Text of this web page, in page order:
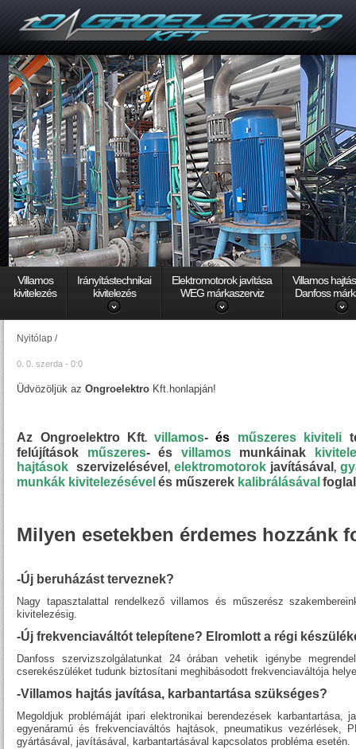
Villamos
kivitelezés
Irányítástechnikai
kivitelezés
Elektromotorok javítása
WEG márkaszerviz
Villamos
Danfoss
Nyitólap /
0. 0. szerda - 0:0
Üdvözöljük az Ongroelektro Kft.honlapján!
Az OngroelektroKft. villamos-és műszeres kiviteli t
felújítások
műszeres- és villamosmunkáinak
hajtások szervizelésével , elektromotorok javításával ,
munkák kivitelezésével és műszerek kalibrálásával
Milyen esetekben érdemes hozzánk
-Új beruházást terveznek?
Nagy tapasztalattal rendelkező villamos és műszerész
kivitelezésig.
-Új frekvenciaváltót telepítene? Elromlott a régi
Danfoss szervizszolgálatunkat 24 órában vehetik igénybe
cserekészüléket tudunk biztosítani meghibásodott frekvenciaváltója
-Villamos hajtás javítása, karbantartása szükséges?
Megoldjuk problémáját ipari elektronikai berendezések karbantartása,
egyenáramú és frekvenciaváltós hajtások, pneumatikus vezérlések,
gyártásával, javításával, karbantartásával kapcsolatos probléma esetén.